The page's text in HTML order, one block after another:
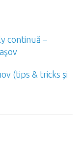
continuă –
(tips & tricks și